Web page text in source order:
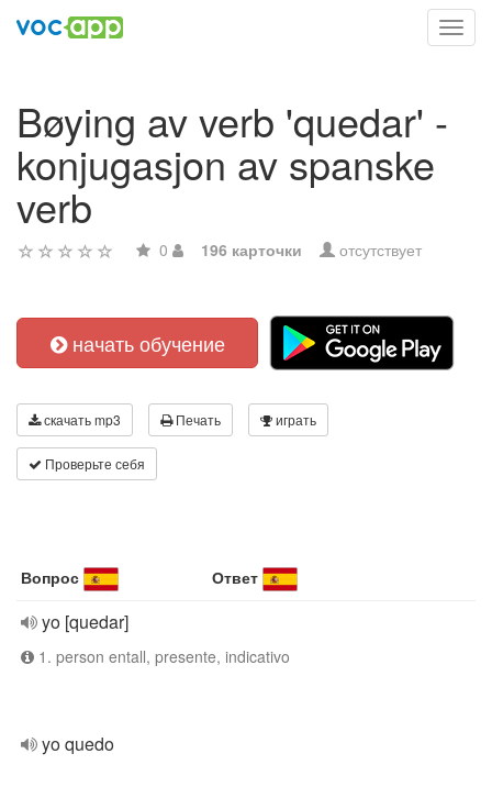
Bøying av verb 'quedar' -
konjugasjon av spanske
verb
0 196 карточки отсутствует
начать обучение
скачать mp3 Печать играть
Проверьте себя
Вопрос Ответ
yo [quedar]
1. person entall, presente, indicativo
yo quedo